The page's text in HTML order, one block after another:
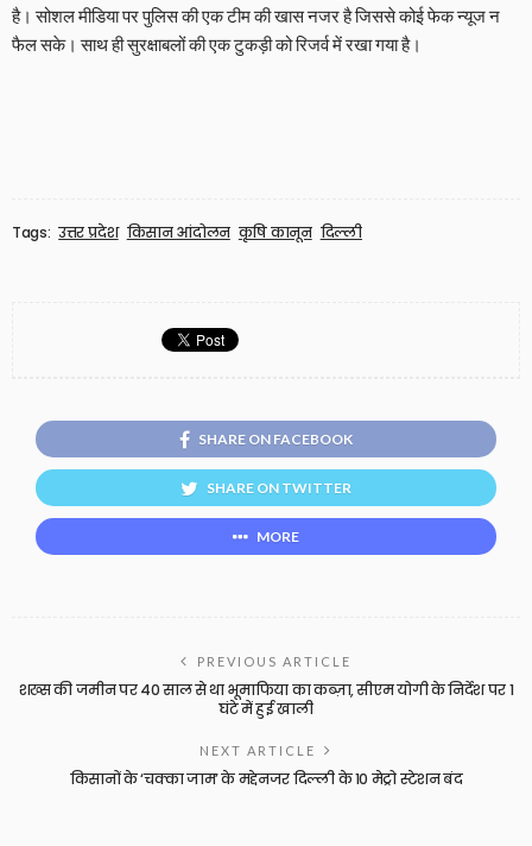
है। सोशल मीडिया पर पुलिस की एक टीम की खास नजर है जिससे कोई फेक न्यूज न
फैल सके। साथ ही सुरक्षाबलों की एक टुकड़ी को रिजर्व में रखा गया है।
Tags: उत्तर प्रदेश किसान आंदोलन कृषि कानून दिल्ली
SHARE ON FACEBOOK
SHARE ON TWITTER
MORE
PREVIOUS ARTICLE
शख्स की जमीन पर 40 साल से था भूमाफिया का कब्ज़ा, सीएम योगी के निर्देश पर 1
घंटे में हुई खाली
NEXT ARTICLE
किसानों के ‘चक्का जाम’ के मद्देनजर दिल्ली के 10 मेट्रो स्टेशन बंद